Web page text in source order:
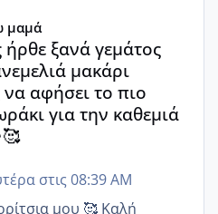
γέλια και ανεμελιά
μαμά
ξανά γεμάτος
μακάρι
αφήσει το πιο
για την καθεμιά
στις 08:39 AM
μου 🥰 Καλή